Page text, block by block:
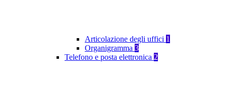
Articolazione degli uffici 1
Organigramma 3
Telefono e posta elettronica 2